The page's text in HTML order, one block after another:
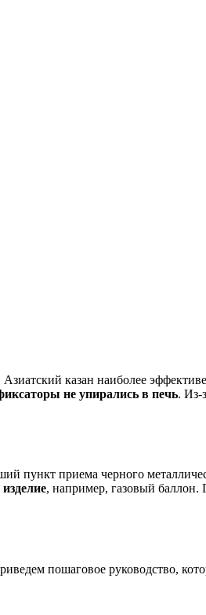
казан наиболее
не упирались в печь. Из-
пункт приема черного
, например, газовый баллон.
пошаговое руководство,